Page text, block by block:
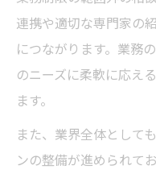
連携や適切な専門家の
につながります。業務
のニーズに柔軟に応え
ます。
また、業界全体として
ンの整備が進められて